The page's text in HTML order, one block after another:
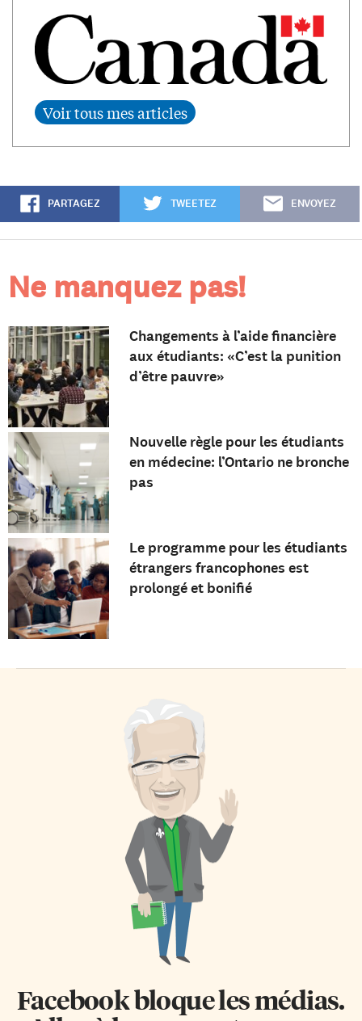
PARTAGEZ TWEETEZ ENVOYEZ
Ne manquez pas!
Changements à l’aide financière
aux étudiants: «C’est la punition
d’être pauvre»
Nouvelle règle pour les étudiants
en médecine: l’Ontario ne bronche
pas
Le programme pour les étudiants
étrangers francophones est
prolongé et bonifié
Facebook bloque les médias.